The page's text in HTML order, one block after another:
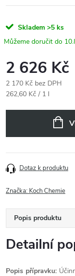
Skladem >5 ks
2 626 Kč
2 170 Kč bez DPH
Měrná
262,60 Kč / 1 l
Dotaz k produktu
Značka: Koch Chemie
Popis produktu
Detailní
Popis přípravku: